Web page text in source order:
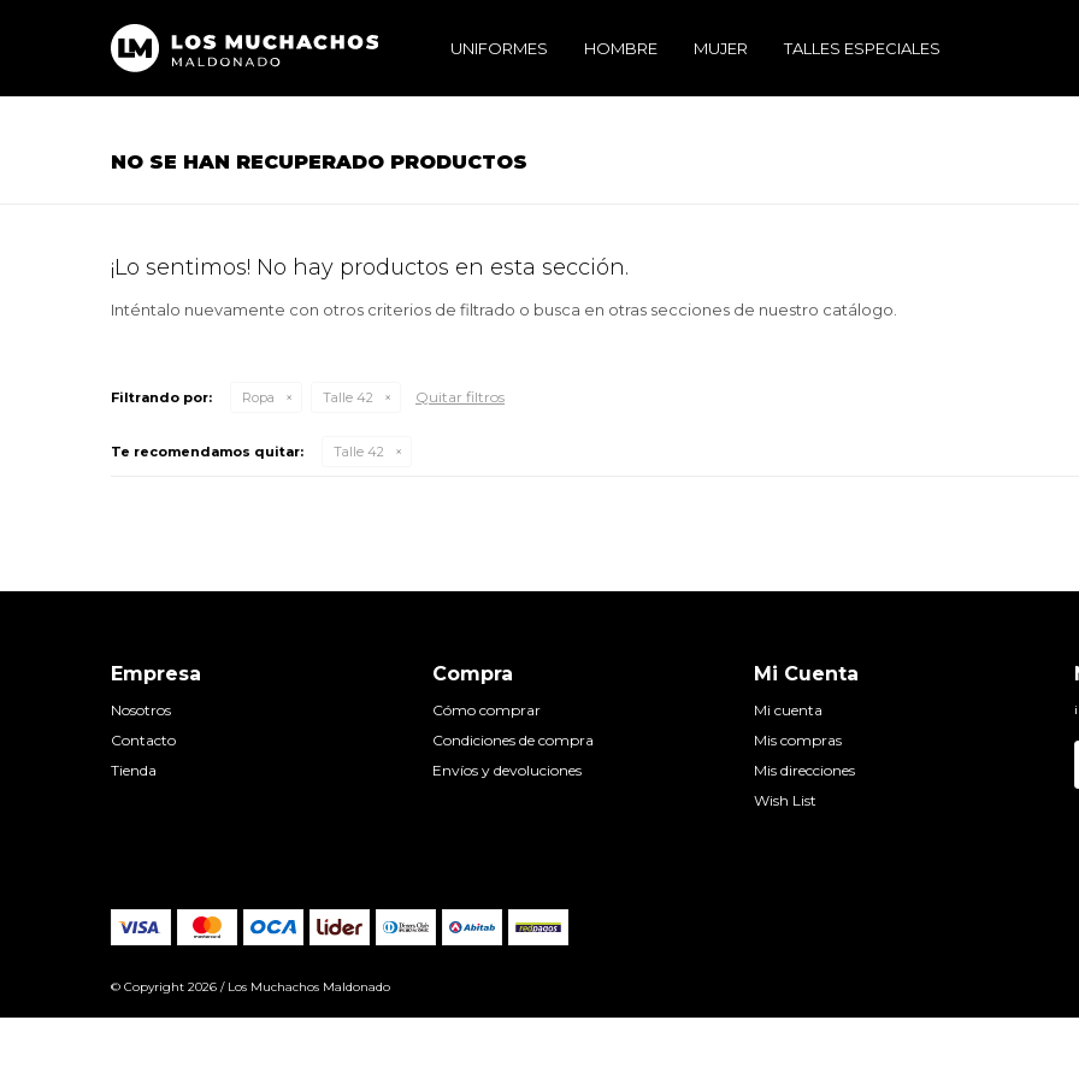
UNIFORMES HOMBRE MUJER TALLES ESPECIALES
NO SE HAN RECUPERADO PRODUCTOS
¡Lo sentimos! No hay productos en esta sección.
Inténtalo nuevamente con otros criterios de filtrado o busca en otras secciones de nuestro catálogo.
Filtrando por: Ropa Talle 42 Quitar filtros
Te recomendamos quitar: Talle 42
Empresa
Nosotros
Contacto
Tienda
Compra
Cómo comprar
Condiciones de compra
Envíos y devoluciones
Mi Cuenta
Mi cuenta
Mis compras
Mis direcciones
Wish List
© Copyright 2026 / Los Muchachos Maldonado